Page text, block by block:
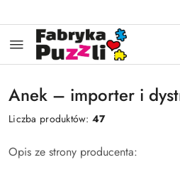
Anek – importer i
Liczba produktów:47
Opis ze strony producenta: